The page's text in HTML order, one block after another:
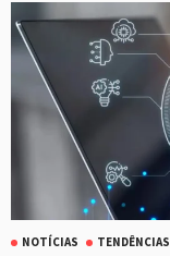
NOTÍCIAS TENDÊNCIAS